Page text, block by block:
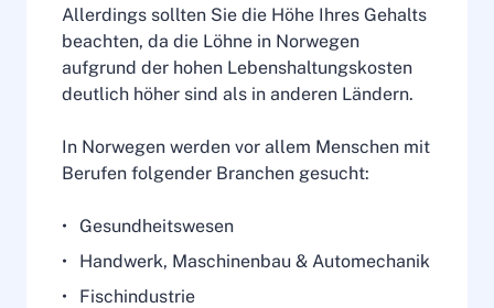
Allerdings sollten Sie die Höhe Ihres Gehalts
beachten, da die Löhne in Norwegen
aufgrund der hohen Lebenshaltungskosten
deutlich höher sind als in anderen Ländern.
In Norwegen werden vor allem Menschen mit
Berufen folgender Branchen gesucht:
Gesundheitswesen
Handwerk, Maschinenbau & Automechanik
Fischindustrie